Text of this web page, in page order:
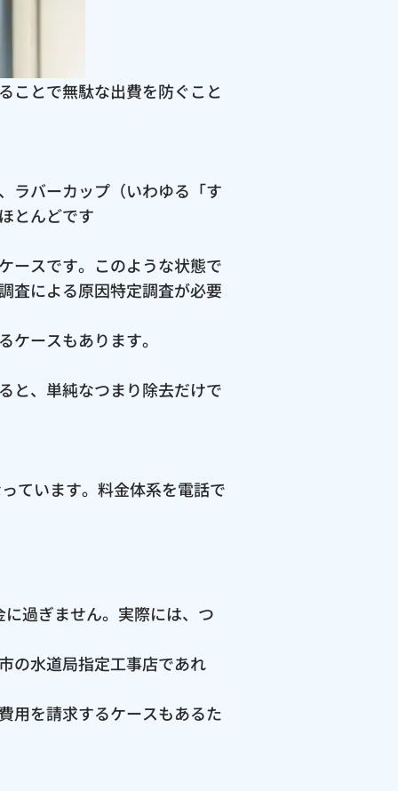
ことで無駄な出費を防ぐこと
ラバーカップ（いわゆる「す
とんどです
ースです。このような状態で
査による原因特定調査が必要
ースもあります。
と、単純なつまり除去だけで
ています。料金体系を電話で
過ぎません。実際には、つ
の水道局指定工事店であれ
用を請求するケースもあるた